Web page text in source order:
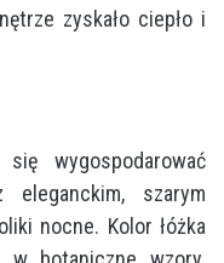
zyskało ciepło i
wygospodarować
szarym
nocne. Kolor łóżka